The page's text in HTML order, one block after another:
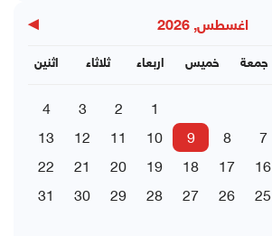
اغسطس, 2026 ▶
اثنين ثلاثاء اربعاء خميس جمعة
1
2
3
4
7
8
9
10
11
12
13
16
17
18
19
20
21
22
25
26
27
28
29
30
31